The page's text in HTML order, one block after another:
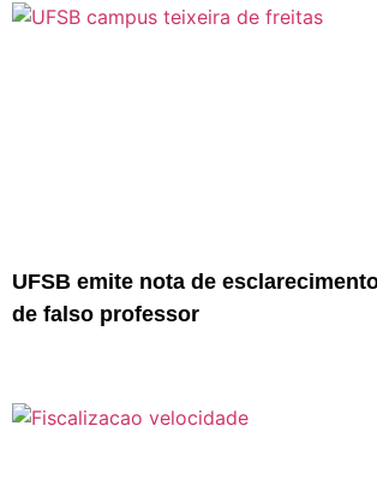
UFSB emite nota de
de falso professor